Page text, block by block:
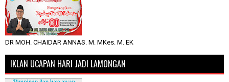
DR MOH. CHAIDAR ANNAS. M. MKes. M. EK
IKLAN UCAPAN HARI JADI LAMONGAN